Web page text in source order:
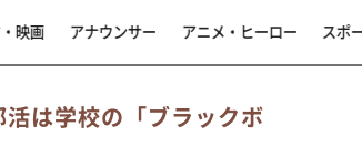
映画 アナウンサー アニメ・ヒーロー スポ
は学校の「ブラックボ